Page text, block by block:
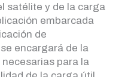
satélite y de la carga
embarcada
de
encargará de la
para la